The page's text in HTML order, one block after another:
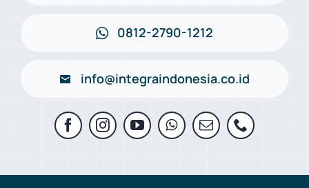
0812-2790-1212
info@integraindonesia.co.id